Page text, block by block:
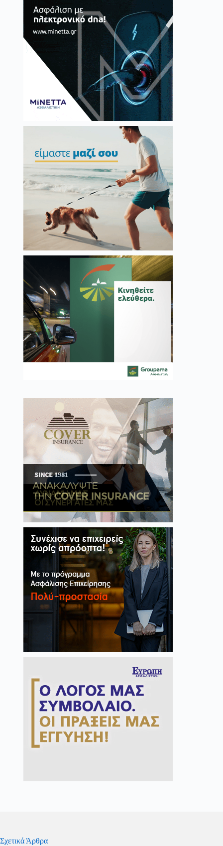
Σχετικά Άρθρα